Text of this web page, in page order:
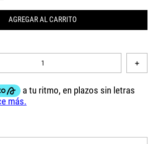
AGREGAR AL CARRITO
＋